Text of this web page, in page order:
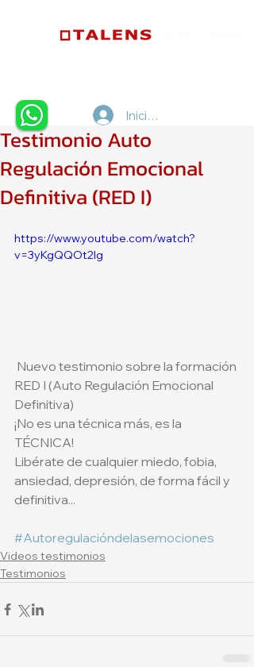
Iniciar sesión
Testimonio Auto
Regulación Emocional
Definitiva (RED I)
https://www.youtube.com/watch?
v=3yKgQQOt2lg
RED I (Auto Regulación Emocional
Definitiva)
¡No es una técnica más, es la
TÉCNICA!
Libérate de cualquier miedo, fobia,
ansiedad, depresión, de forma fácil y
definitiva...
#Autoregulacióndelasemociones
Videos testimonios
Testimonios